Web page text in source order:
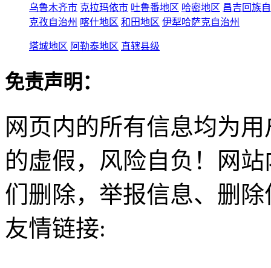
乌鲁木齐市 克拉玛依市 吐鲁番地区 哈密地区 昌吉回族
克孜自治州 喀什地区 和田地区 伊犁哈萨克自治州
塔城地区 阿勒泰地区 直辖县级
免责声明：
网页内的所有信息均为
的虚假，风险自负！网
们删除，举报信息、删
友情链接: